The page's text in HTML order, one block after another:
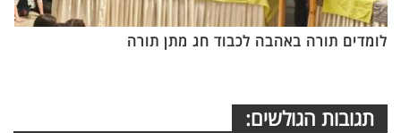
לומדים תורה באהבה לכבוד חג מתן תורה
תגובות הגולשים: